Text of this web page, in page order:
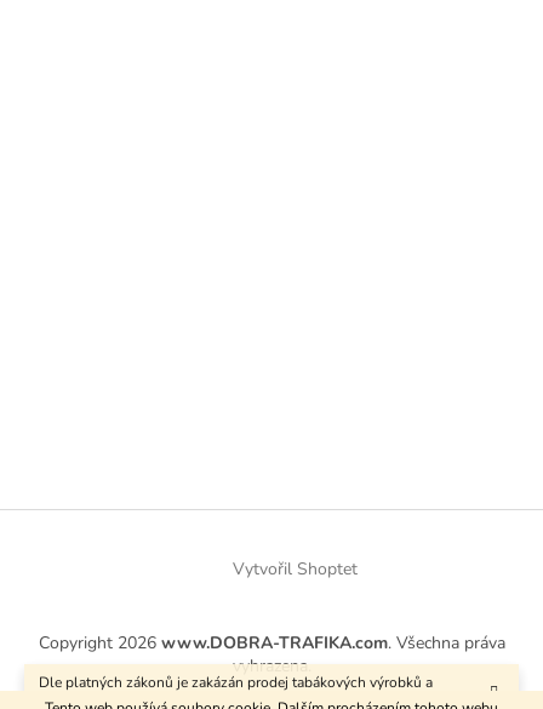
Dle platných zákonů je zakázán prodej tabákových výrobků a
kuřáckých pomůcek osobám mladším 18 let.
Vytvořil Shoptet
Copyright 2026 www.DOBRA-TRAFIKA.com. Všechna práva
vyhrazena.